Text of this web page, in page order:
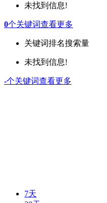
未找到信息!
0个关键词查看更多
关键词排名搜索量
未找到信息!
-个关键词查看更多
7天